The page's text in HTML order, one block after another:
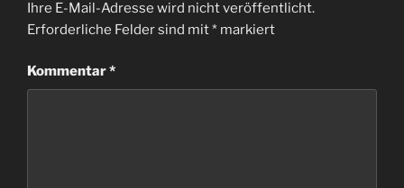
Ihre E-Mail-Adresse wird nicht veröffentlicht.
Erforderliche Felder sind mit* markiert
Kommentar*